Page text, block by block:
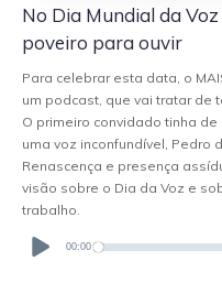
No Dia Mundial da
poveiro para ouvir
Para celebrar esta data, o
um podcast, que vai tratar de
O primeiro convidado tinha
uma voz inconfundível, Pedro
Renascença e presença
visão sobre o Dia da Voz e
trabalho.
Player 00:00